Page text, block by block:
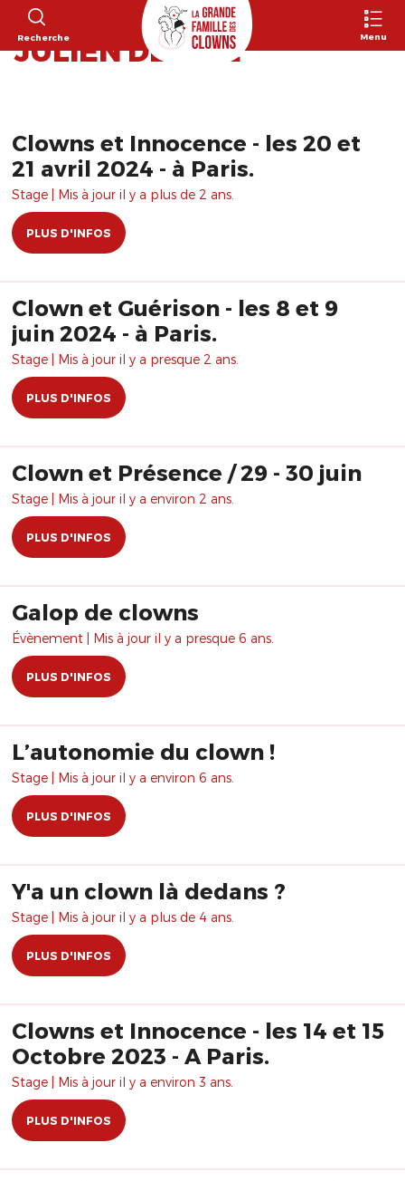
Recherche Menu
152 RÉSULTATS POUR
"JULIEN DELIME"
Clowns et Innocence - les 20 et
21 avril 2024 - à Paris.
Stage | Mis à jour il y a plus de 2 ans.
PLUS D'INFOS
Clown et Guérison - les 8 et 9
juin 2024 - à Paris.
Stage | Mis à jour il y a presque 2 ans.
PLUS D'INFOS
Clown et Présence / 29 - 30 juin
Stage | Mis à jour il y a environ 2 ans.
PLUS D'INFOS
Galop de clowns
Évènement | Mis à jour il y a presque 6 ans.
PLUS D'INFOS
L’autonomie du clown !
Stage | Mis à jour il y a environ 6 ans.
PLUS D'INFOS
Y'a un clown là dedans ?
Stage | Mis à jour il y a plus de 4 ans.
PLUS D'INFOS
Clowns et Innocence - les 14 et 15
Octobre 2023 - A Paris.
Stage | Mis à jour il y a environ 3 ans.
PLUS D'INFOS